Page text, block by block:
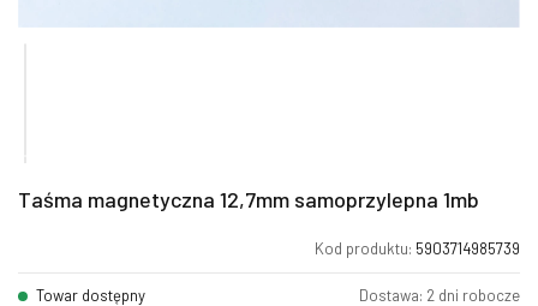
Taśma magnetyczna 12,7mm samoprzylepna 1mb
Kod produktu: 5903714985739
Towar dostępny Dostawa: 2 dni robocze